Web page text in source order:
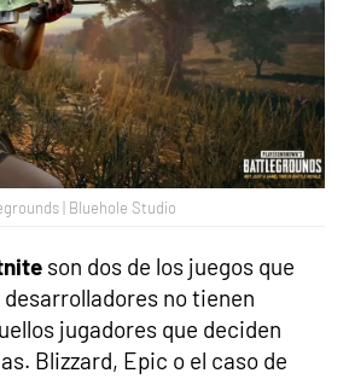
| Bluehole Studio
son dos de los juegos que
desarrolladores no tienen
jugadores que deciden
Blizzard, Epic o el caso de